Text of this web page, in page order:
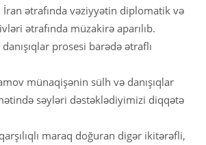
İran ətrafında vəziyyətin diplomatik və
ətrafında müzakirə aparılıb.
prosesi barədə ətraflı
münaqişənin sülh və danışıqlar
səyləri dəstəklədiyimizi diqqətə
maraq doğuran digər ikitərəfli,